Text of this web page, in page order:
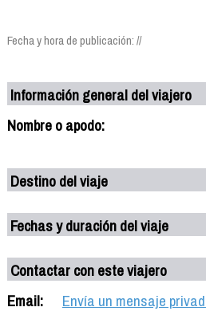
Fecha y hora de publicación: //
Información general del viajero
Nombre o apodo:
Destino del viaje
Fechas y duración del viaje
Contactar con este viajero
Email:
Envía un mensaje